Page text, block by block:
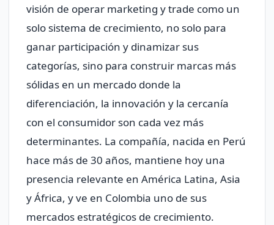
visión de operar marketing y trade como un
solo sistema de crecimiento, no solo para
ganar participación y dinamizar sus
categorías, sino para construir marcas más
sólidas en un mercado donde la
diferenciación, la innovación y la cercanía
con el consumidor son cada vez más
determinantes. La compañía, nacida en Perú
hace más de 30 años, mantiene hoy una
presencia relevante en América Latina, Asia
y África, y ve en Colombia uno de sus
mercados estratégicos de crecimiento.